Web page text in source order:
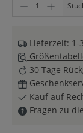
Lieferzeit: 1-
30 Tage
Kauf auf
Fragen zu